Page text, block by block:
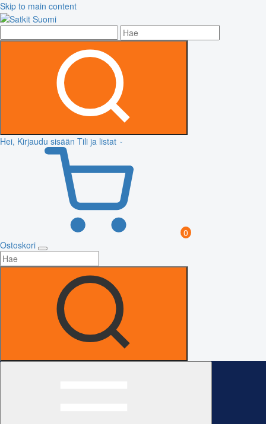
Skip to main content
Hei, Kirjaudu sisään Tili ja listat
0
Ostoskori